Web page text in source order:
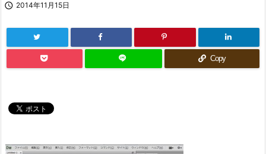
 2014年11月15日
Copy